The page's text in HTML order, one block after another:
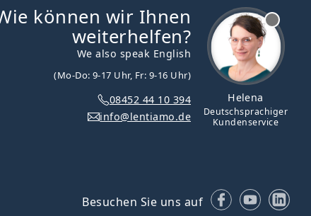
Helena
Deutschsprachiger
Kundenservice
können wir Ihnen
weiterhelfen?
We also speak English
(Mo-Do: 9-17 Uhr, Fr: 9-16 Uhr)
08452 44 10 394
info@lentiamo.de
Besuchen Sie uns auf Facebook
YouTube